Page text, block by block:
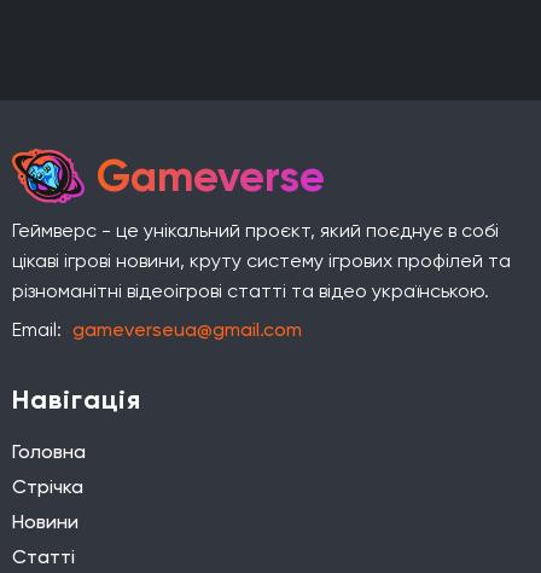
Gameverse
Геймверс - це унікальний проєкт, який поєднує в собі
цікаві ігрові новини, круту систему ігрових профілей та
різноманітні відеоігрові статті та відео українською.
Email: gameverseua@gmail.com
Навігація
Головна
Стрічка
Новини
Статті